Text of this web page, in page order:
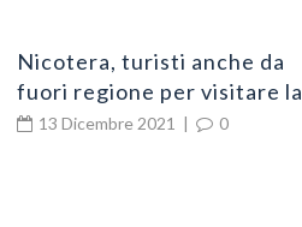
Nicotera, turisti anche da
fuori regione per visitare la
Via del vischio
13 Dicembre 2021 | 0